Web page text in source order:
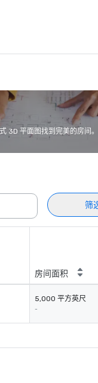
3D 平面图找到完美的房间。
筛
房间面积
5,000 平方英尺
-